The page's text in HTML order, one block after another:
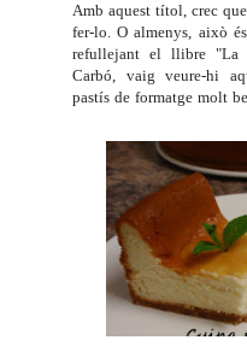
Amb aquest títol, crec
fer-lo. O almenys, això
refullejant el llibre "La
Carbó, vaig veure-hi
pastís de formatge molt